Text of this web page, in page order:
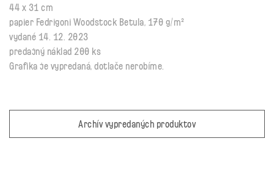
44 x 31 cm
papier Fedrigoni Woodstock Betula, 170 g/m²
vydané 14. 12. 2023
predajný náklad 200 ks
Grafika je vypredaná, dotlače nerobíme.
Archív vypredaných produktov